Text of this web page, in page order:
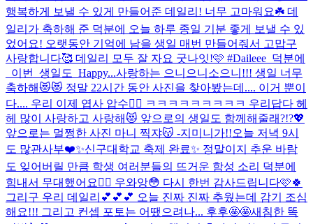
행복하게 보낼 수 있게 만들어준 데일리! 너무 고마워요☘️ 데
일리가 축하해 준 덕분에 오늘 하루 종일 기분 좋게 보낼 수 있
었어요! 오랫동안 기억에 남을 생일 매번 만들어줘서 고맙구
사랑합니다🥰 데일리 모두 잘 자요 굿나잇!🩷 #Daileee_덕분에
_이번_생일도_Happy...사랑하는 으니으니소으니!!! 생일 너무
축하해😻😻 정말 22시간 동안 사진을 찾아봤는데.... 이거 뿐이
다.... 우리 이제 엽사 압수🤦‍♀️ ㅋㅋㅋㅋㅋㅋㅋㅋㅋ 우리답다 헤
헤 많이 사랑하고 사랑해😻 앞으로의 생일도 함께해줄래?!?💖
앞으로는 멀쩡한 사진 마니 찍쟈😽 -지미니가!!오늘 저녁 9시
도 많관사부❤️✨신구대학교 축제 완료✨ 정말이지 추운 바람
도 잊어버릴 만큼 학생 여러분들의 뜨거운 함성 소리 덕분에
힘내서 무대했어요❤️‍🔥 우와앙😳 다시 한번 감사드립니다🩷🍀
그리구 우리 데일리💕💕💕 오늘 진짜 진짜 추웠는데 감기 조심
해요!!! 그리고 컨셉 포토는 어땠으려나... 후후🤩🤩새침한 똑